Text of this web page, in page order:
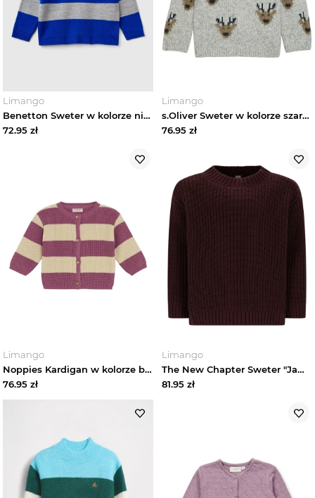
Wyprzedaże
Limango
Benetton Sweter w kolorze niebiesko-szarym rozmiar: 82
72.95 zł
Limango
s.Oliver Sweter w kolorze szarym rozmiar: 80
76.95 zł
Limango
Noppies Kardigan w kolorze beżowo-fioletowym rozmiar: 86
76.95 zł
Limango
The New Chapter Sweter "Jamie" w kolorze brązowym rozmiar: 122 / 128
81.95 zł